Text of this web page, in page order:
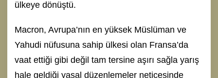
ülkeye dönüştü.
Macron, Avrupa’nın en yüksek Müslüman ve
Yahudi nüfusuna sahip ülkesi olan Fransa’da
vaat ettiği gibi değil tam tersine aşırı sağla yarış
hale geldiği yasal düzenlemeler neticesinde